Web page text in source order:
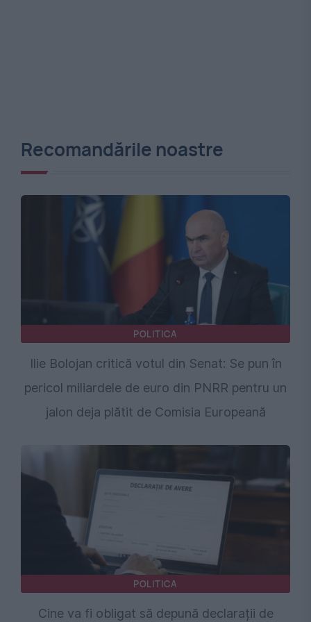
Recomandările noastre
POLITICA
Ilie Bolojan critică votul din Senat: Se pun în
pericol miliardele de euro din PNRR pentru un
jalon deja plătit de Comisia Europeană
POLITICA
Cine va fi obligat să depună declarații de